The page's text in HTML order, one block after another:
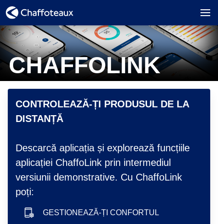
CHAFFOLINK
CONTROLEAZĂ-ȚI PRODUSUL DE LA
DISTANȚĂ
Descarcă aplicația și explorează funcțiile
aplicației ChaffoLink prin intermediul
versiunii demonstrative. Cu ChaffoLink
poți:
GESTIONEAZĂ-ȚI CONFORTUL